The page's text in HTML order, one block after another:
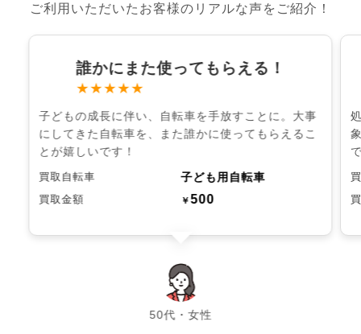
ご利用いただいたお客様のリアルな声をご紹介！
誰かにまた使ってもらえる！
★★★★★
子どもの成長に伴い、自転車を手放すことに。大事
にしてきた自転車を、また誰かに使ってもらえるこ
とが嬉しいです！
買取自転車 子ども用自転車
買取金額 ￥500
50代・女性
chevron_left chevron_right